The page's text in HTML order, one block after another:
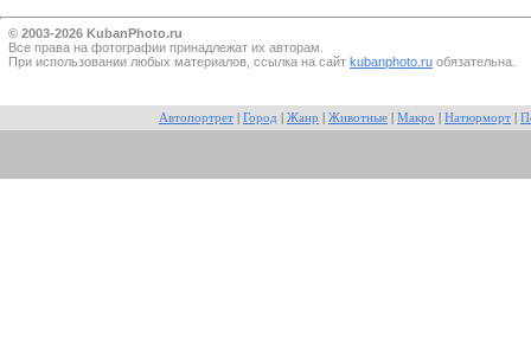
© 2003-2026 KubanPhoto.ru
Все прaва на фотографии принадлежат их авторам.
При использовании любых материалов, ссылка на сайт kubanphoto.ru обязательна.
Автопортрет Город Жанр Животные Макро Натюрморт